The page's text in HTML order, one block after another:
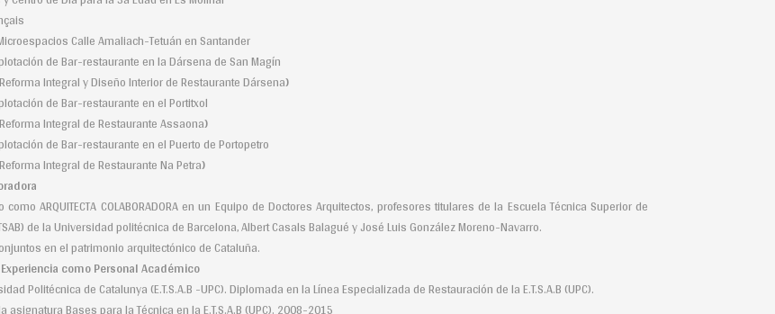
Calle Amaliach-Tetuán en Santander
de Bar-restaurante en la Dársena de San Magín
Reforma Integral y Diseño Interior de Restaurante Dársena)
de Bar-restaurante en el Portitxol
Reforma Integral de Restaurante Assaona)
de Bar-restaurante en el Puerto de Portopetro
Reforma Integral de Restaurante Na Petra)
colaboradora
ARQUITECTA COLABORADORA en un Equipo de Doctores Arquitectos, profesores titulares de la Escuela Técnica Superior de
de la Universidad politécnica de Barcelona, Albert Casals Balagué y José Luis González Moreno-Navarro.
en el patrimonio arquitectónico de Cataluña.
como Personal Académico
Politécnica de Catalunya (E.T.S.A.B -UPC). Diplomada en la Línea Especializada de Restauración de la E.T.S.A.B (UPC).
asignatura Bases para la Técnica en la E.T.S.A.B (UPC). 2008-2015